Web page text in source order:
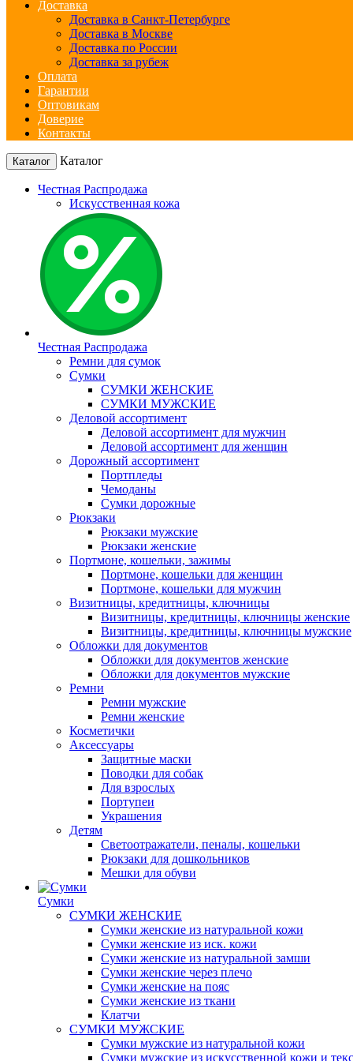
Доставка
Доставка в Санкт-Петербурге
Доставка в Москве
Доставка по России
Доставка за рубеж
Оплата
Гарантии
Оптовикам
Доверие
Контакты
Каталог Каталог
Честная Распродажа
Искусственная кожа
Честная Распродажа
Ремни для сумок
Сумки
СУМКИ ЖЕНСКИЕ
СУМКИ МУЖСКИЕ
Деловой ассортимент
Деловой ассортимент для мужчин
Деловой ассортимент для женщин
Дорожный ассортимент
Портпледы
Чемоданы
Сумки дорожные
Рюкзаки
Рюкзаки мужские
Рюкзаки женские
Портмоне, кошельки, зажимы
Портмоне, кошельки для женщин
Портмоне, кошельки для мужчин
Визитницы, кредитницы, ключницы
Визитницы, кредитницы, ключницы женские
Визитницы, кредитницы, ключницы мужские
Обложки для документов
Обложки для документов женские
Обложки для документов мужские
Ремни
Ремни мужские
Ремни женские
Косметички
Аксессуары
Защитные маски
Поводки для собак
Для взрослых
Портупеи
Украшения
Детям
Светоотражатели, пеналы, кошельки
Рюкзаки для дошкольников
Мешки для обуви
Сумки
СУМКИ ЖЕНСКИЕ
Сумки женские из натуральной кожи
Сумки женские из иск. кожи
Сумки женские из натуральной замши
Сумки женские через плечо
Сумки женские на пояс
Сумки женские из ткани
Клатчи
СУМКИ МУЖСКИЕ
Сумки мужские из натуральной кожи
Сумки мужские из искусственной кожи и